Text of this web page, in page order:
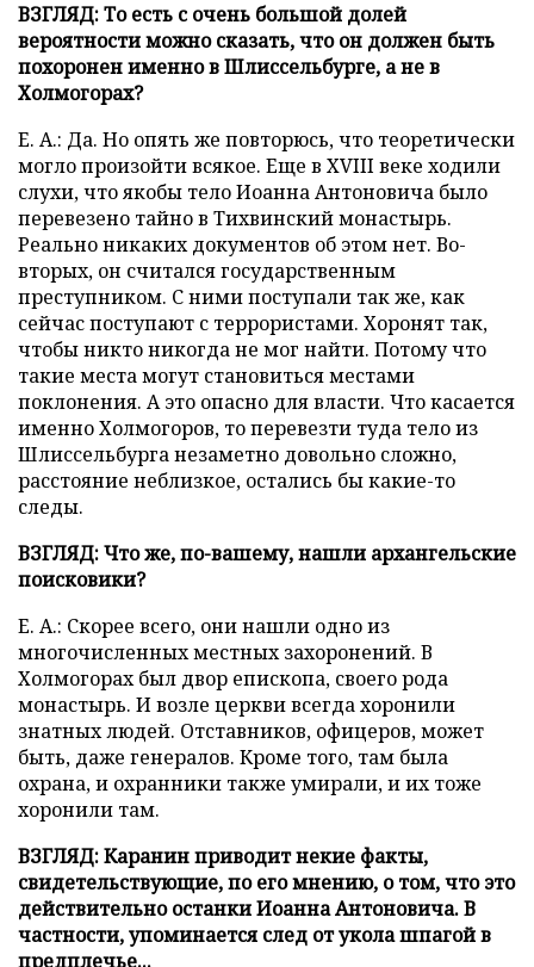
ВЗГЛЯД: То есть с очень большой долей
вероятности можно сказать, что он должен быть
похоронен именно в Шлиссельбурге, а не в
Холмогорах?
Е. А.: Да. Но опять же повторюсь, что теоретически
могло произойти всякое. Еще в XVIII веке ходили
слухи, что якобы тело Иоанна Антоновича было
перевезено тайно в Тихвинский монастырь.
Реально никаких документов об этом нет. Во-
вторых, он считался государственным
преступником. С ними поступали так же, как
сейчас поступают с террористами. Хоронят так,
чтобы никто никогда не мог найти. Потому что
такие места могут становиться местами
поклонения. А это опасно для власти. Что касается
именно Холмогоров, то перевезти туда тело из
Шлиссельбурга незаметно довольно сложно,
расстояние неблизкое, остались бы какие-то
следы.
ВЗГЛЯД: Что же, по-вашему, нашли архангельские
поисковики?
Е. А.: Скорее всего, они нашли одно из
многочисленных местных захоронений. В
Холмогорах был двор епископа, своего рода
монастырь. И возле церкви всегда хоронили
знатных людей. Отставников, офицеров, может
быть, даже генералов. Кроме того, там была
охрана, и охранники также умирали, и их тоже
хоронили там.
ВЗГЛЯД: Каранин приводит некие факты,
свидетельствующие, по его мнению, о том, что это
действительно останки Иоанна Антоновича. В
частности, упоминается след от укола шпагой в
предплечье...